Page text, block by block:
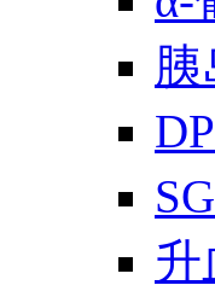
胰
升